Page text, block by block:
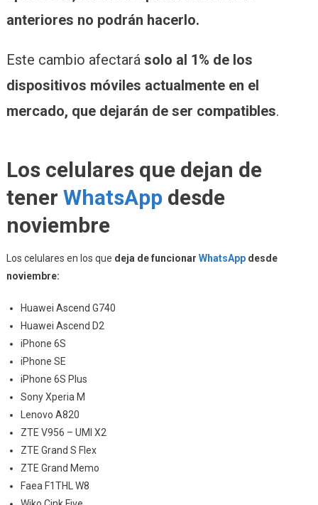
anteriores no podrán hacerlo.
Este cambio afectará solo al 1% de los
dispositivos móviles actualmente en el
mercado, que dejarán de ser compatibles.
Los celulares que dejan de
tener WhatsAppdesde
noviembre
Los celulares en los que deja de funcionar WhatsAppdesde
noviembre:
Huawei Ascend G740
Huawei Ascend D2
iPhone 6S
iPhone SE
iPhone 6S Plus
Sony Xperia M
Lenovo A820
ZTE V956 – UMI X2
ZTE Grand S Flex
ZTE Grand Memo
Faea F1THL W8